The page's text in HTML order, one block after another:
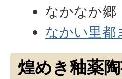
なかなか郷
なかい里都
煌めき釉薬